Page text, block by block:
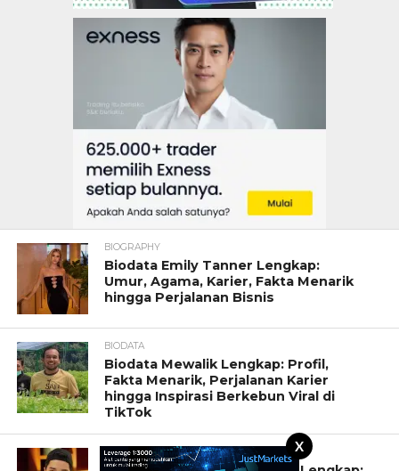
X
BIOGRAPHY
Biodata Emily Tanner Lengkap:
Umur, Agama, Karier, Fakta Menarik
hingga Perjalanan Bisnis
BIODATA
Biodata Mewalik Lengkap: Profil,
Fakta Menarik, Perjalanan Karier
hingga Inspirasi Berkebun Viral di
TikTok
BIODATA